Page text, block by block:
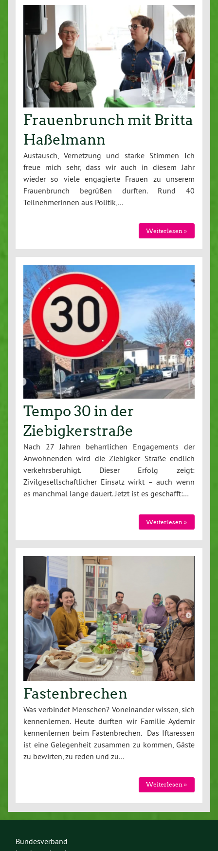
Frauenbrunch mit Britta
Haßelmann
Austausch, Vernetzung und starke Stimmen Ich
freue mich sehr, dass wir auch in diesem Jahr
wieder so viele engagierte Frauen zu unserem
Frauenbrunch begrüßen durften. Rund 40
Teilnehmerinnen aus Politik,…
Weiterlesen »
Tempo 30 in der
Ziebigkerstraße
Nach 27 Jahren beharrlichen Engagements der
Anwohnenden wird die Ziebigker Straße endlich
verkehrsberuhigt. Dieser Erfolg zeigt:
Zivilgesellschaftlicher Einsatz wirkt – auch wenn
es manchmal lange dauert. Jetzt ist es geschafft:…
Weiterlesen »
Fastenbrechen
Was verbindet Menschen? Voneinander wissen, sich
kennenlernen. Heute durften wir Familie Aydemir
kennenlernen beim Fastenbrechen. Das Iftaressen
ist eine Gelegenheit zusammen zu kommen, Gäste
zu bewirten, zu reden und zu…
Weiterlesen »
Bundesverband